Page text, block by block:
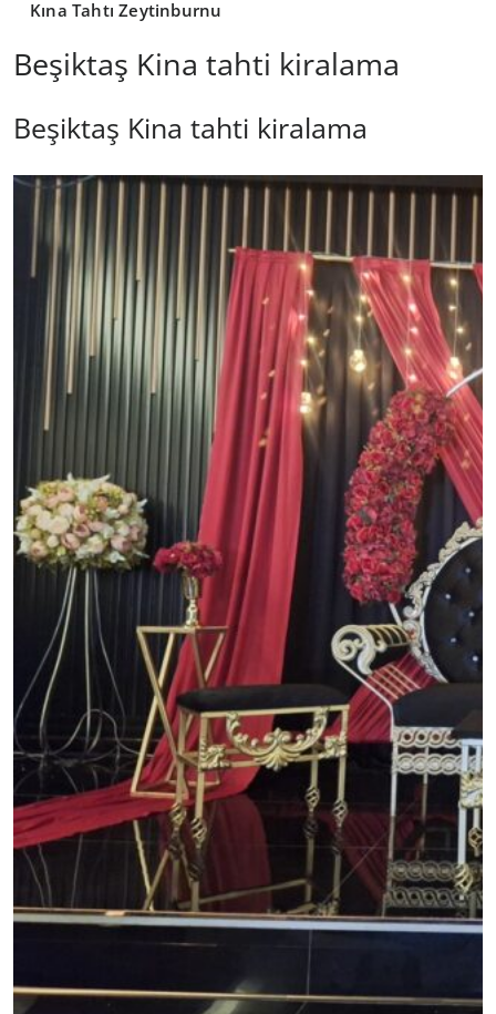
Kına Tahtı Zeytinburnu
Beşiktaş Kina tahti kiralama
Beşiktaş Kina tahti kiralama